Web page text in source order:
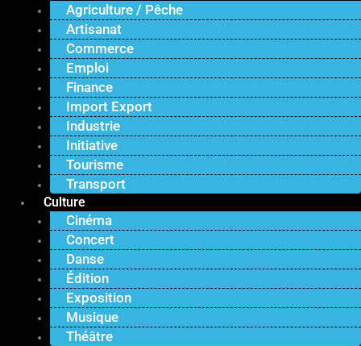
Agriculture / Pêche
Artisanat
Commerce
Emploi
Finance
Import Export
Industrie
Initiative
Tourisme
Transport
Culture
Cinéma
Concert
Danse
Édition
Exposition
Musique
Théâtre